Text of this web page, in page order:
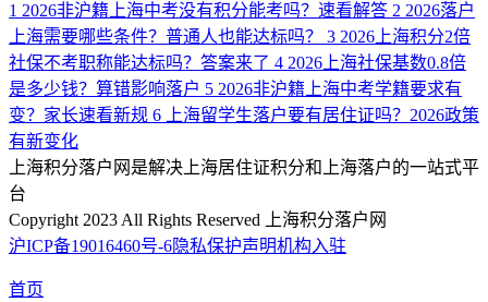
1 2026非沪籍上海中考没有积分能考吗？速看解答 2 2026落户
上海需要哪些条件？普通人也能达标吗？
3 2026上海积分2倍
社保不考职称能达标吗？答案来了 4 2026上海社保基数0.8倍
是多少钱？算错影响落户 5 2026非沪籍上海中考学籍要求有
变？家长速看新规 6 上海留学生落户要有居住证吗？2026政策
有新变化
上海积分落户网是解决上海居住证积分和上海落户的一站式平
台
Copyright 2023 All Rights Reserved 上海积分落户网
沪ICP备19016460号-6隐私保护声明机构入驻
首页